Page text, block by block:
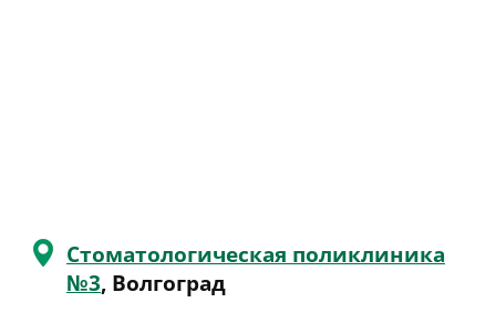
Стоматологическая поликлиника
№3, Волгоград